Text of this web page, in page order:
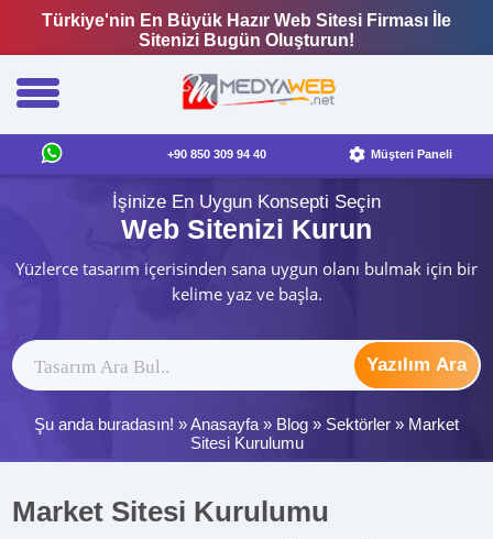
Türkiye'nin En Büyük Hazır Web Sitesi Firması İle
Sitenizi Bugün Oluşturun!
+90 850 309 94 40 Müşteri Paneli
İşinize En Uygun Konsepti Seçin
Web Sitenizi Kurun
Yüzlerce tasarım içerisinden sana uygun olanı bulmak için bir
kelime yaz ve başla.
Yazılım Ara
Şu anda buradasın! »Anasayfa » Blog » Sektörler » Market
Sitesi Kurulumu
Market Sitesi Kurulumu